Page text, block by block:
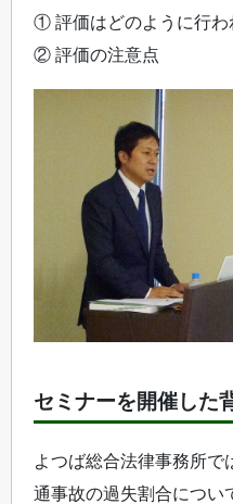
① 評価はどのように行わ
② 評価の注意点
セミナーを開催した
よつば総合法律事務所で
通事故の過失割合につい